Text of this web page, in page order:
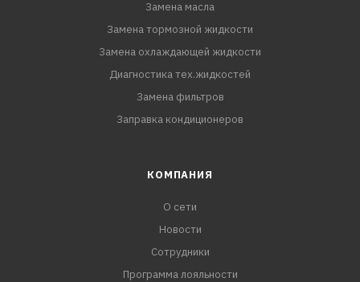
Замена масла
Замена тормозной жидкости
Замена охлаждающей жидкости
Диагностика тех.жидкостей
Замена фильтров
Заправка кондиционеров
КОМПАНИЯ
О сети
Новости
Сотрудники
Программа лояльности